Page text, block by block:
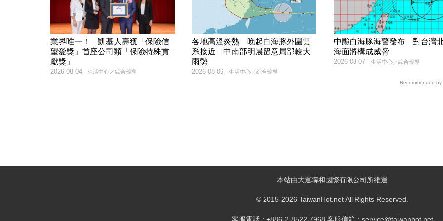
業界唯一！ 凱基人壽獲「保險信
望愛獎」首座公司類「保險特殊貢
獻獎」
生活中心／綜合報導
2026-08-04
各地高溫炎熱 晚起白海豚外圍雲
系接近 中南部明晨留意局部較大
雨勢
生活中心／綜合報導
2026-08-06
中颱白海豚海警發布 對台灣
海面將構成威脅
生活中心／綜合報導
2026-08-07
Recommended by
本站由大運聯和國際有限公司所維運
© 2015-2026 TaiwanHot.net All Rights Reserved.
客服電話：+886-2-8522-7968 客服信箱：service@taiwanhot.net